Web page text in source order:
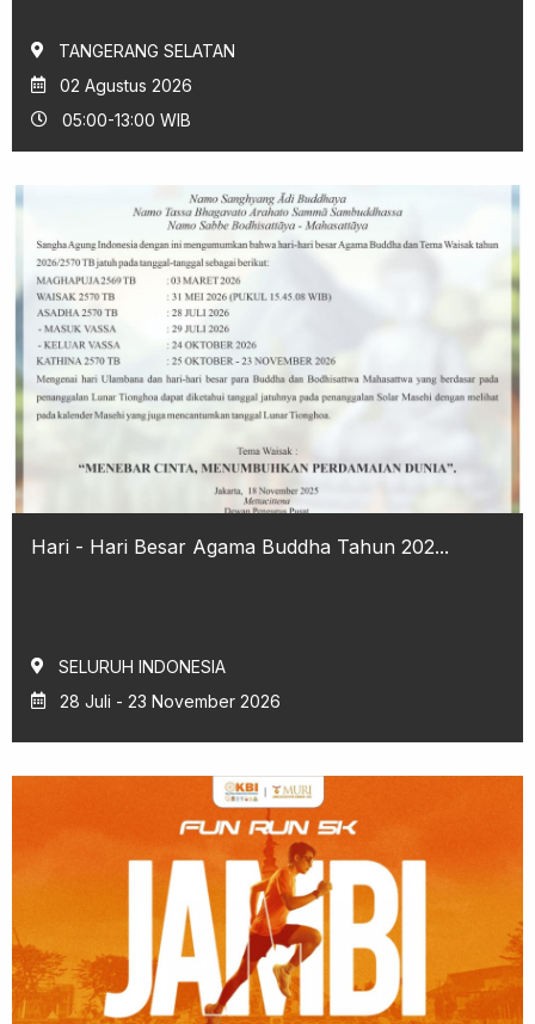
TANGERANG SELATAN
02 Agustus 2026
05:00-13:00 WIB
Hari - Hari Besar Agama Buddha Tahun 202...
SELURUH INDONESIA
28 Juli - 23 November 2026